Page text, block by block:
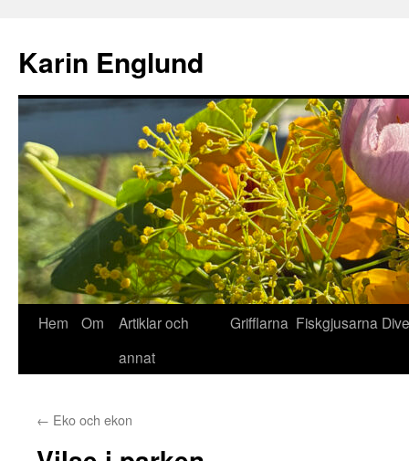
innehåll
Karin Englund
Hem Om
Artiklar och
annat
Grifflarna Fiskgjusarna
← Eko och ekon